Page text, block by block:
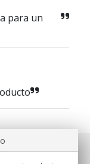
para un